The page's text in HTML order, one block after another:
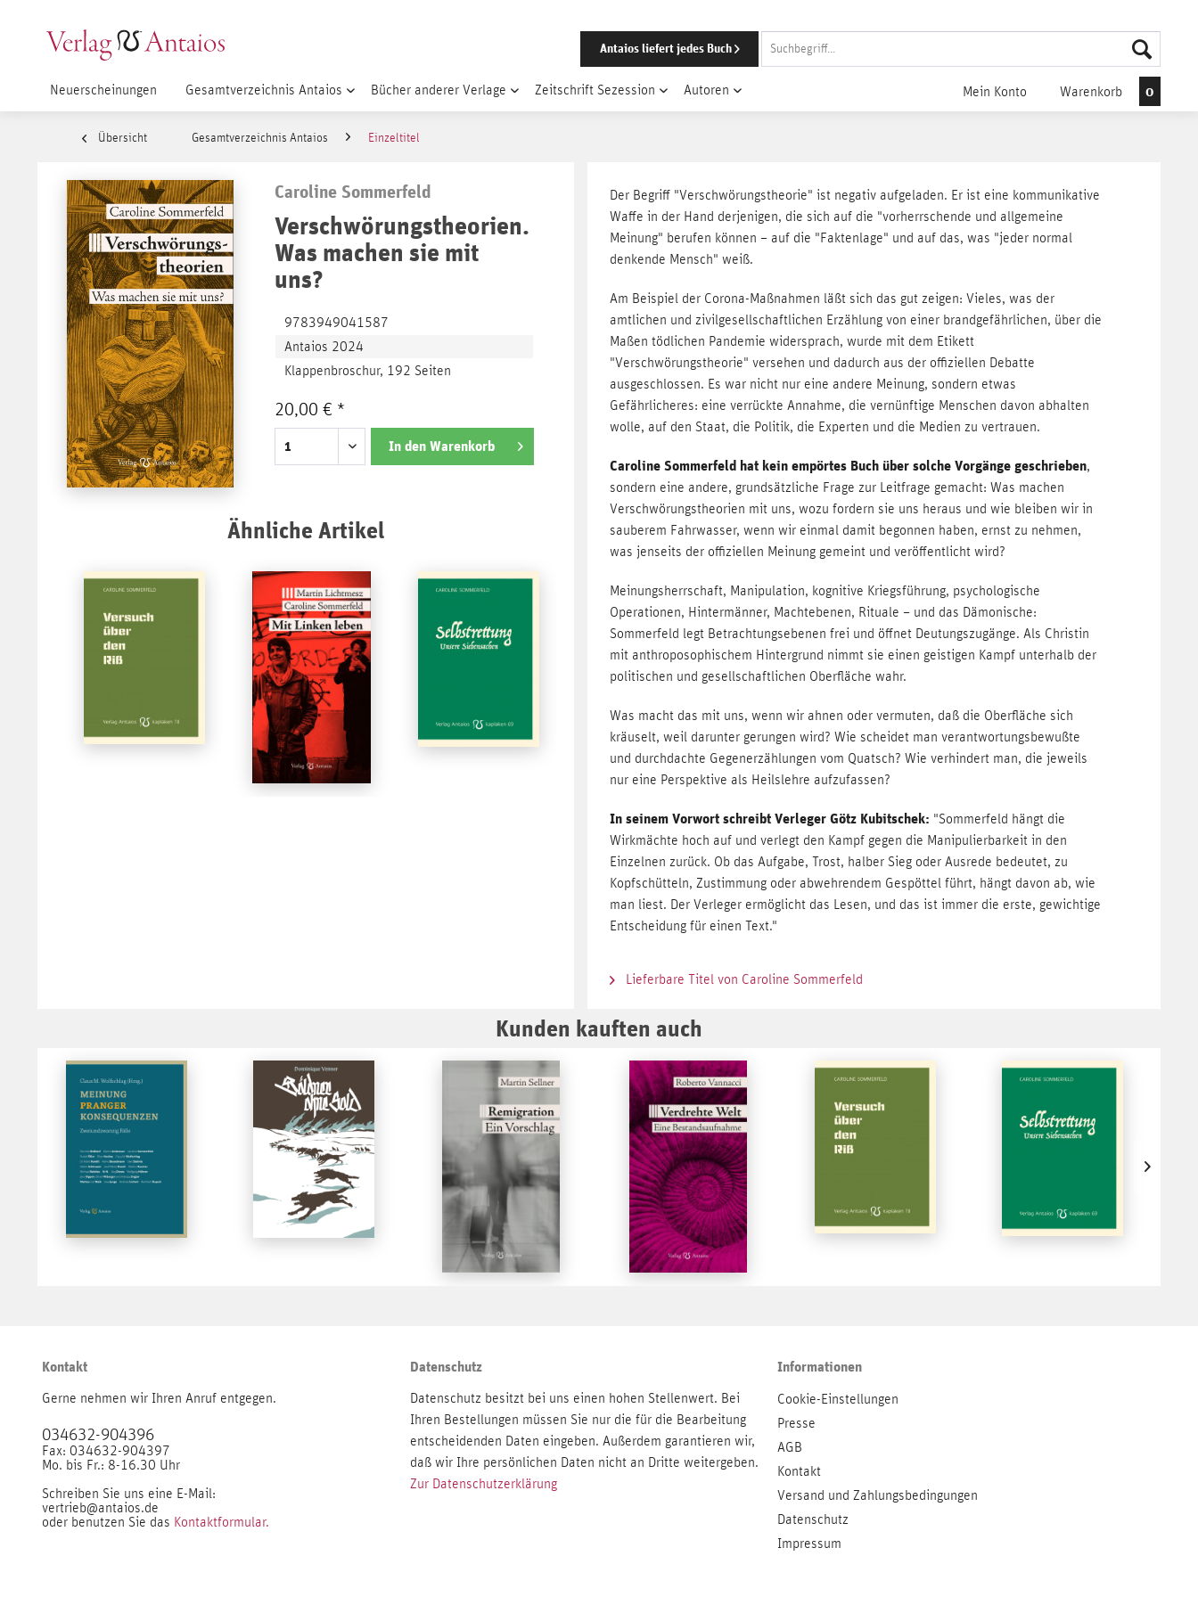
Antaios liefert jedes Buch
Neuerscheinungen Gesamtverzeichnis Antaios Bücher anderer Verlage Zeitschrift Sezession Autoren Mein Konto Warenkorb 0
Übersicht Gesamtverzeichnis Antaios Einzeltitel
Caroline Sommerfeld
Verschwörungstheorien.
Was machen sie mit
uns?
9783949041587
Antaios 2024
Klappenbroschur, 192 Seiten
20,00 € *
In den Warenkorb
Ähnliche Artikel
Der Begriff "Verschwörungstheorie" ist negativ aufgeladen. Er ist eine kommunikative
Waffe in der Hand derjenigen, die sich auf die "vorherrschende und allgemeine
Meinung" berufen können – auf die "Faktenlage" und auf das, was "jeder normal
denkende Mensch" weiß.
Am Beispiel der Corona-Maßnahmen läßt sich das gut zeigen: Vieles, was der
amtlichen und zivilgesellschaftlichen Erzählung von einer brandgefährlichen, über die
Maßen tödlichen Pandemie widersprach, wurde mit dem Etikett
"Verschwörungstheorie" versehen und dadurch aus der offiziellen Debatte
ausgeschlossen. Es war nicht nur eine andere Meinung, sondern etwas
Gefährlicheres: eine verrückte Annahme, die vernünftige Menschen davon abhalten
wolle, auf den Staat, die Politik, die Experten und die Medien zu vertrauen.
Caroline Sommerfeld hat kein empörtes Buch über solche Vorgänge geschrieben,
sondern eine andere, grundsätzliche Frage zur Leitfrage gemacht: Was machen
Verschwörungstheorien mit uns, wozu fordern sie uns heraus und wie bleiben wir in
sauberem Fahrwasser, wenn wir einmal damit begonnen haben, ernst zu nehmen,
was jenseits der offiziellen Meinung gemeint und veröffentlicht wird?
Meinungsherrschaft, Manipulation, kognitive Kriegsführung, psychologische
Operationen, Hintermänner, Machtebenen, Rituale – und das Dämonische:
Sommerfeld legt Betrachtungsebenen frei und öffnet Deutungszugänge. Als Christin
mit anthroposophischem Hintergrund nimmt sie einen geistigen Kampf unterhalb der
politischen und gesellschaftlichen Oberfläche wahr.
Was macht das mit uns, wenn wir ahnen oder vermuten, daß die Oberfläche sich
kräuselt, weil darunter gerungen wird? Wie scheidet man verantwortungsbewußte
und durchdachte Gegenerzählungen vom Quatsch? Wie verhindert man, die jeweils
nur eine Perspektive als Heilslehre aufzufassen?
In seinem Vorwort schreibt Verleger Götz Kubitschek: "Sommerfeld hängt die
Wirkmächte hoch auf und verlegt den Kampf gegen die Manipulierbarkeit in den
Einzelnen zurück. Ob das Aufgabe, Trost, halber Sieg oder Ausrede bedeutet, zu
Kopfschütteln, Zustimmung oder abwehrendem Gespöttel führt, hängt davon ab, wie
man liest. Der Verleger ermöglicht das Lesen, und das ist immer die erste, gewichtige
Entscheidung für einen Text."
Lieferbare Titel von Caroline Sommerfeld
Kunden kauften auch
Kontakt
Gerne nehmen wir Ihren Anruf entgegen.
034632-904396
Fax: 034632-904397
Mo. bis Fr.: 8-16.30 Uhr
Schreiben Sie uns eine E-Mail:
vertrieb@antaios.de
oder benutzen Sie das Kontaktformular.
Datenschutz
Datenschutz besitzt bei uns einen hohen Stellenwert. Bei
Ihren Bestellungen müssen Sie nur die für die Bearbeitung
entscheidenden Daten eingeben. Außerdem garantieren wir,
daß wir Ihre persönlichen Daten nicht an Dritte weitergeben.
Zur Datenschutzerklärung
Informationen
Cookie-Einstellungen
Presse
AGB
Kontakt
Versand und Zahlungsbedingungen
Datenschutz
Impressum